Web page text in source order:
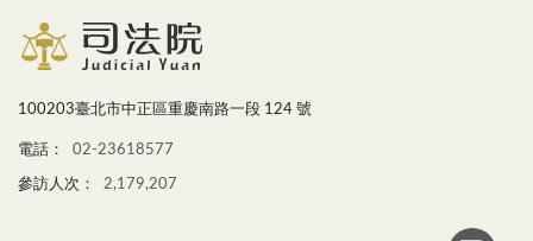
100203臺北市中正區重慶南路一段 124 號
電話： 02-23618577
參訪人次： 2,179,207